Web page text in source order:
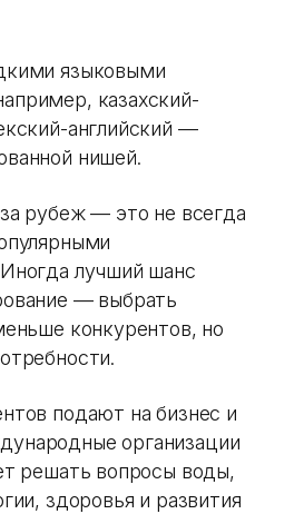
языковыми
казахский-
английский —
нишей.
рубеж — это не всегда
лучший шанс
— выбрать
конкурентов, но
подают на бизнес и
организации
решать вопросы воды,
здоровья и развития